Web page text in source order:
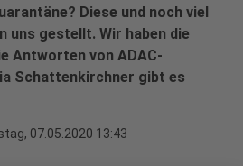
Diese und noch viel
uns gestellt. Wir haben die
Antworten von ADAC-
Schattenkirchner gibt es
07.05.2020 13:43